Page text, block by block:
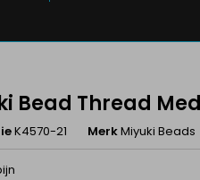
Bead Thread
K4570-21 MerkMiyuki Beads